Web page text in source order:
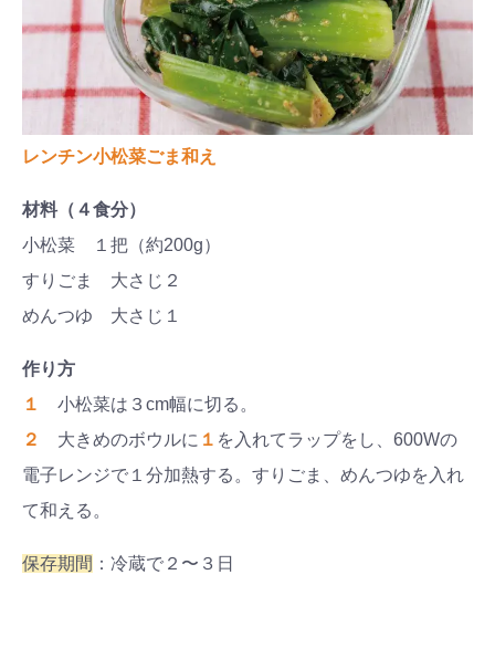
レンチン小松菜ごま和え
材料（４食分）
小松菜 １把（約200g）
すりごま 大さじ２
めんつゆ 大さじ１
作り方
１
小松菜は３cm幅に切る。
２
大きめのボウルに １ を入れてラップをし、600Wの
電子レンジで１分加熱する。すりごま、めんつゆを入れ
て和える。
保存期間 ：冷蔵で２〜３日